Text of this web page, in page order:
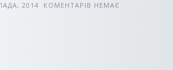
2014 КОМЕНТАРІВ НЕМАЄ